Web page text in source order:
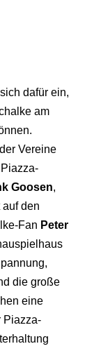
dafür ein,
am
Vereine
Goosen,
auf den
Fan Peter
die große
eine
Piazza-